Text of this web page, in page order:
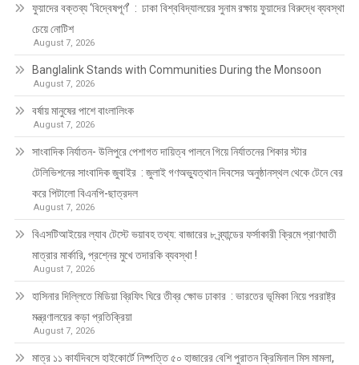
ফুয়াদের বক্তব্য ‘বিদ্বেষপূর্ণ’ : ঢাকা বিশ্ববিদ্যালয়ের সুনাম রক্ষায় ফুয়াদের বিরুদ্ধে ব্যবস্থা
চেয়ে নোটিশ
August 7, 2026
Banglalink Stands with Communities During the Monsoon
August 7, 2026
বর্ষায় মানুষের পাশে বাংলালিংক
August 7, 2026
সাংবাদিক নির্যাতন- উলিপুরে পেশাগত দায়িত্ব পালনে গিয়ে নির্যাতনের শিকার স্টার
টেলিভিশনের সাংবাদিক জুবাইর : জুলাই গণঅভ্যুত্থান দিবসের অনুষ্ঠানস্থল থেকে টেনে বের
করে পিটালো বিএনপি-ছাত্রদল
August 7, 2026
বিএসটিআইয়ের ল্যাব টেস্টে ভয়াবহ তথ্য: বাজারের ৮ ব্র্যান্ডের ফর্সাকারী ক্রিমে প্রাণঘাতী
মাত্রার মার্কারি, প্রশ্নের মুখে তদারকি ব্যবস্থা !
August 7, 2026
হাসিনার দিল্লিতে মিডিয়া ব্রিফিং ঘিরে তীব্র ক্ষোভ ঢাকার : ভারতের ভূমিকা নিয়ে পররাষ্ট্র
মন্ত্রণালয়ের কড়া প্রতিক্রিয়া
August 7, 2026
মাত্র ১১ কার্যদিবসে হাইকোর্টে নিষ্পত্তি ৫০ হাজারের বেশি পুরাতন ক্রিমিনাল মিস মামলা,